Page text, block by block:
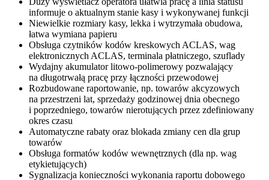
informuje o aktualnym stanie kasy i wykonywanej funkcji
Niewielkie rozmiary kasy, lekka i wytrzymała obudowa,
łatwa wymiana papieru
Obsługa czytników kodów kreskowych ACLAS, wag
elektronicznych ACLAS, terminala płatniczego, szuflady
Wydajny akumulator litowo-polimerowy pozwalający
na długotrwałą pracę przy łączności przewodowej
Rozbudowane raportowanie, np. towarów akcyzowych
na przestrzeni lat, sprzedaży godzinowej dnia obecnego
i poprzedniego, towarów nierotujących przez zdefiniowany
okres czasu
Automatyczne rabaty oraz blokada zmiany cen dla grup
towarów
Obsługa formatów kodów wewnętrznych (dla np. wag
etykietujących)
Sygnalizacja konieczności wykonania raportu dobowego